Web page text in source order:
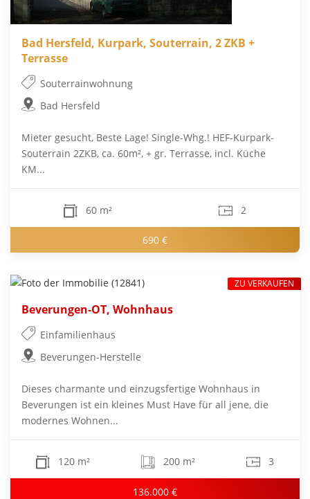
Bad Hersfeld, Kurpark, Souterrain, 2 ZKB +
Terrasse
Souterrainwohnung
Bad Hersfeld
Mieter gesucht, Beste Lage! Single-Whg.! HEF-Kurpark-
Souterrain 2ZKB, ca. 60m², + gr. Terrasse, incl. Küche
KM...
60 m² 2
690 €
Beverungen-OT, Wohnhaus
Einfamilienhaus
Beverungen-Herstelle
Dieses charmante und einzugsfertige Wohnhaus in
Beverungen ist ein kleines Must Have für all jene, die
modernes Wohnen...
120 m² 200 m² 3
136.000 €
ZU VERKAUFEN